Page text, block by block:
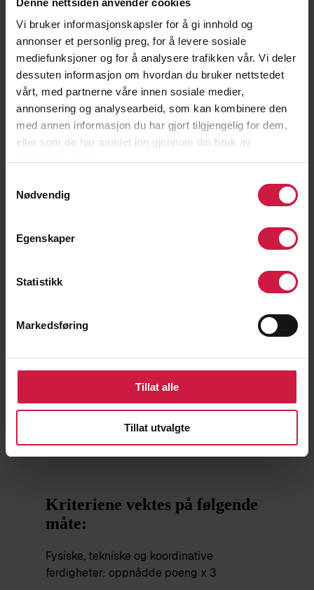
Vi bruker informasjonskapsler for å gi innhold og
annonser et personlig preg, for å levere sosiale
mediefunksjoner og for å analysere trafikken vår. Vi deler
dessuten informasjon om hvordan du bruker nettstedet
vårt, med partnerne våre innen sosiale medier,
annonsering og analysearbeid, som kan kombinere den
med annen informasjon du har gjort tilgjengelig for dem,
eller som de har samlet inn gjennom din bruk av
Nødvendig
Egenskaper
Statistikk
Markedsføring
Tillat alle
Tillat utvalgte
hovedøvelse(ne) i friidrett (hurtighet,
mobilitet, stabilitet, styrke og utholdenhet)
Tekniske og koordinative ferdigheter:
# Vise et bredt teknisk repertoar rettet mot
ulike friidrettsspesifikke teknikker i
hovedøvelse(ne)
# Vise allsidighet i koordinative egenskaper
som retter seg mot hovedøvelse(ne)
aldersklasse 6 poeng
aldersklasse 3-5 poeng
3. Skolekarakterer
Karaktersnitt fra 10. trinn, etter 1. termin, gir
4,0 til 6,0 poeng. (Karaktersnitt under 4 gir
0 poeng).
Kriteriene vektes på følgende
måte:
Fysiske, tekniske og koordinative
ferdigheter: oppnådde poeng x 3